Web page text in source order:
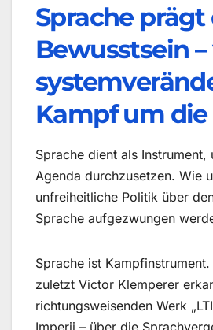
Sprache prägt
Bewusstsein
Kampf um die
Sprache dient als Instrument,
Agenda durchzusetzen. Wie
unfreiheitliche Politik über
Sprache aufgezwungen
Sprache ist
zuletzt Victor Klemperer
richtungsweisenden Werk
Imperii – über die